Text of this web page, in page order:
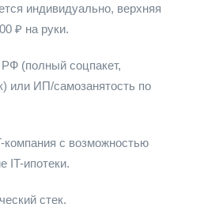
индивидуально, верхняя
₽ на руки.
(полный соцпакет,
или ИП/самозанятость по
компания с возможностью
IT-ипотеки.
стек.